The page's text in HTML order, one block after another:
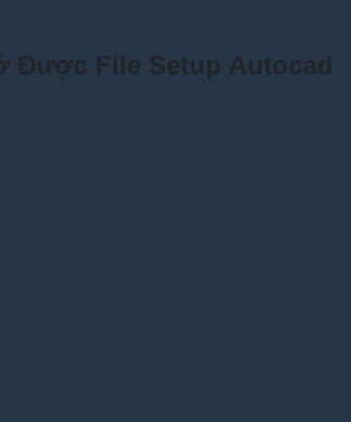
Được File Setup Autocad